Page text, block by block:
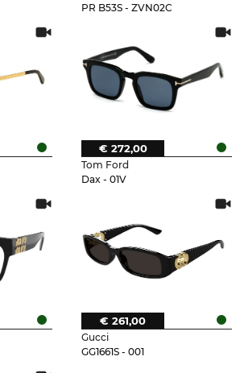
PR B53S - ZVN02C
Tom Ford
Dax - 01V
€ 272,00
Gucci
GG1661S - 001
€ 261,00